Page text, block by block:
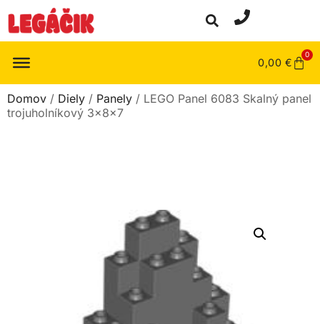
0,00 €
0
Domov / Diely / Panely / LEGO Panel 6083 Skalný panel
trojuholníkový 3x8x7